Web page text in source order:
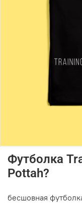
Футболка
Pottah?
бесшовная